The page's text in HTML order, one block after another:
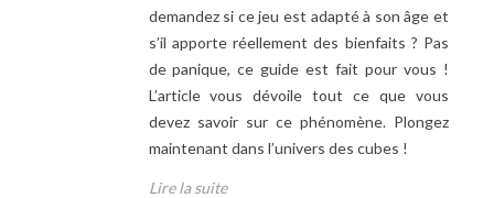
demandez si ce jeu est adapté à son âge et
s’il apporte réellement des bienfaits ? Pas
de panique, ce guide est fait pour vous !
L’article vous dévoile tout ce que vous
devez savoir sur ce phénomène. Plongez
maintenant dans l’univers des cubes !
Lire la suite